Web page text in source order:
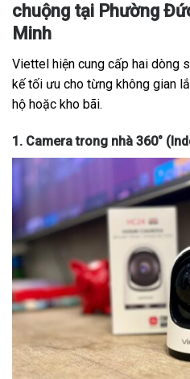
chuộng tại Phường
Minh
Viettel hiện cung cấp hai dòng
kế tối ưu cho từng không gian
hộ hoặc kho bãi.
1. Camera trong nhà 360°